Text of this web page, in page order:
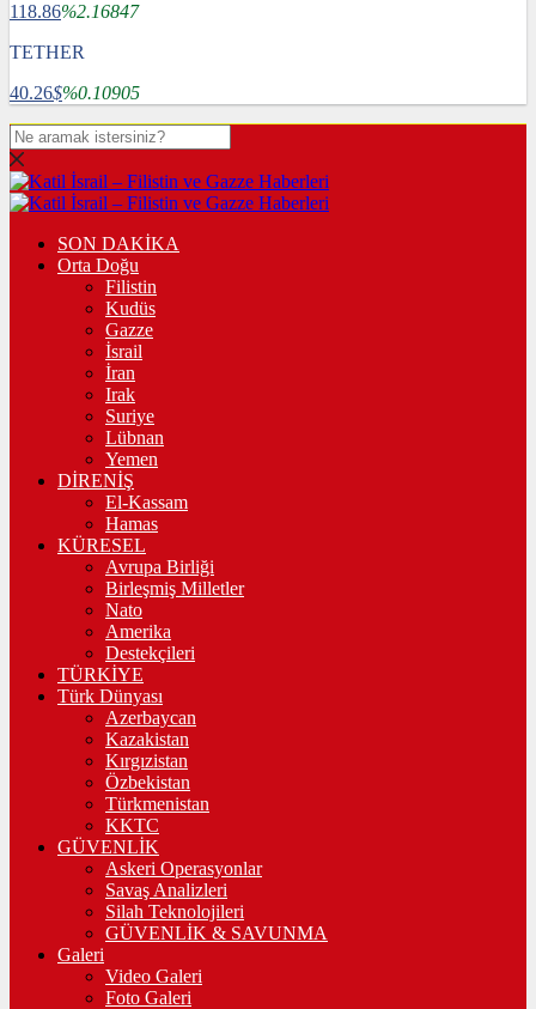
118.86%2.16847
TETHER
40.26$%0.10905
SON DAKİKA
Orta Doğu
Filistin
Kudüs
Gazze
İsrail
İran
Irak
Suriye
Lübnan
Yemen
DİRENİŞ
El-Kassam
Hamas
KÜRESEL
Avrupa Birliği
Birleşmiş Milletler
Nato
Amerika
Destekçileri
TÜRKİYE
Türk Dünyası
Azerbaycan
Kazakistan
Kırgızistan
Özbekistan
Türkmenistan
KKTC
GÜVENLİK
Askeri Operasyonlar
Savaş Analizleri
Silah Teknolojileri
GÜVENLİK & SAVUNMA
Galeri
Video Galeri
Foto Galeri